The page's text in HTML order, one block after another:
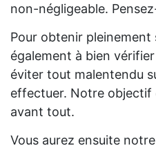
non-négligeable.
Pour obtenir
également à bien
éviter tout malentendu
effectuer. Notre
avant tout.
Vous aurez ensuite